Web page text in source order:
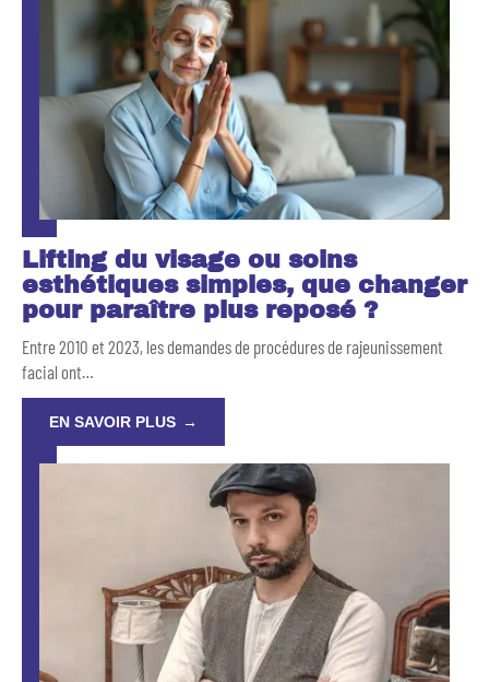
Lifting du visage ou soins
esthétiques simples, que changer
pour paraître plus reposé ?
Entre 2010 et 2023, les demandes de procédures de rajeunissement
facial ont…
EN SAVOIR PLUS